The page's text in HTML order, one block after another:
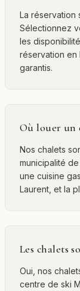
La réservation
Sélectionnez
les
réservation en
garantis.
Où louer un
Nos chalets
municipalité
une cuisine
Laurent, et la
Les chalets
Oui, nos
centre de ski